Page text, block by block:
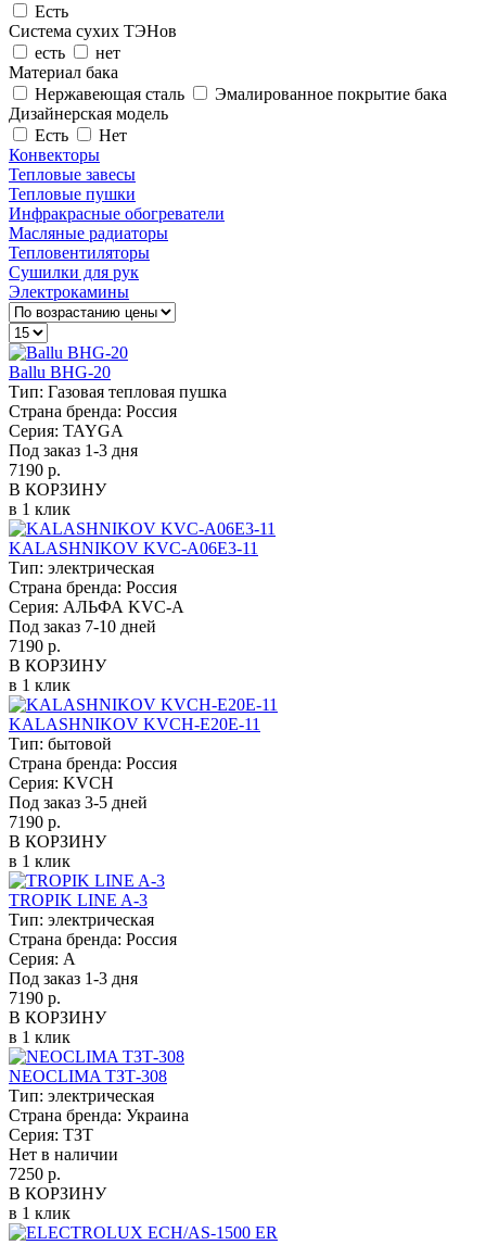
Есть
Система сухих ТЭНов
есть
нет
Материал бака
Нержавеющая сталь
Эмалированное покрытие бака
Дизайнерская модель
Есть
Нет
Конвекторы
Тепловые завесы
Тепловые пушки
Инфракрасные обогреватели
Масляные радиаторы
Тепловентиляторы
Сушилки для рук
Электрокамины
Ballu BHG-20
Тип: Газовая тепловая пушка
Страна бренда: Россия
Серия: TAYGA
Под заказ 1-3 дня
7190 р.
В КОРЗИНУ
в 1 клик
KALASHNIKOV KVC-A06E3-11
Тип: электрическая
Страна бренда: Россия
Серия: АЛЬФА KVC-A
Под заказ 7-10 дней
7190 р.
В КОРЗИНУ
в 1 клик
KALASHNIKOV KVCH-E20E-11
Тип: бытовой
Страна бренда: Россия
Серия: KVCH
Под заказ 3-5 дней
7190 р.
В КОРЗИНУ
в 1 клик
TROPIK LINE A-3
Тип: электрическая
Страна бренда: Россия
Серия: A
Под заказ 1-3 дня
7190 р.
В КОРЗИНУ
в 1 клик
NEOCLIMA ТЗТ-308
Тип: электрическая
Страна бренда: Украина
Серия: ТЗТ
Нет в наличии
7250 р.
В КОРЗИНУ
в 1 клик